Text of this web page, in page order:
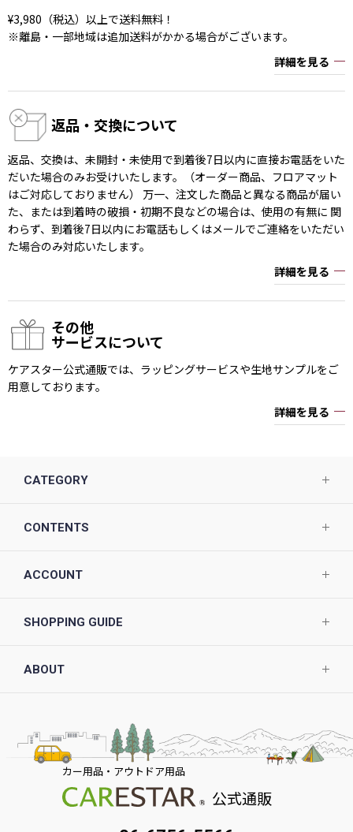
¥3,980（税込）以上で送料無料！
※離島・一部地域は追加送料がかかる場合がございます。
詳細を見る
返品・交換について
返品、交換は、未開封・未使用で到着後7日以内に直接お電話をいた
だいた場合のみお受けいたします。（オーダー商品、フロアマット
はご対応しておりません） 万一、注文した商品と異なる商品が届い
た、または到着時の破損・初期不良などの場合は、使用の有無に 関
わらず、到着後7日以内にお電話もしくはメールでご連絡をいただい
た場合のみ対応いたします。
詳細を見る
その他
サービスについて
ケアスター公式通販では、ラッピングサービスや生地サンプルをご
用意しております。
詳細を見る
CATEGORY
CONTENTS
ACCOUNT
SHOPPING GUIDE
ABOUT
カー用品・アウトドア用品
公式通販